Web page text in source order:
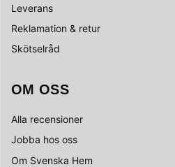
Leverans
Reklamation & retur
Skötselråd
OM OSS
Alla recensioner
Jobba hos oss
Om Svenska Hem